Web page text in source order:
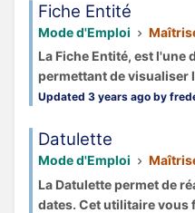
Fiche Entité
Mode d'Emploi
La Fiche Entité, est l'une
permettant de visualiser
Updated 3 years ago by
Datulette
Mode d'Emploi
La Datulette permet de
dates. Cet utilitaire vous